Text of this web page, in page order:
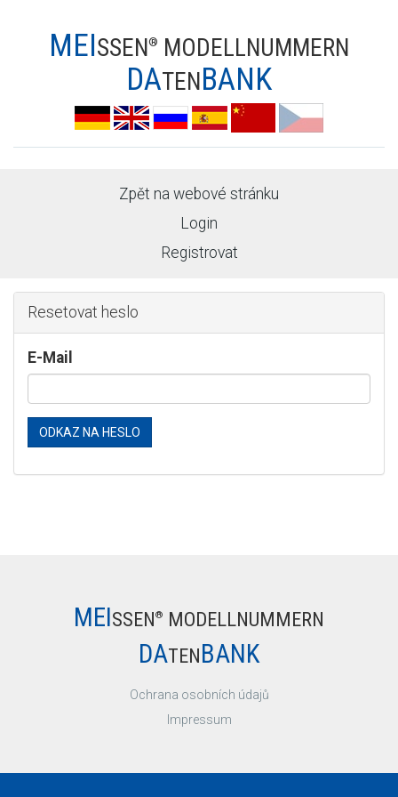
MEISSEN® MODELLNUMMERN
DATENBANK
Zpět na webové stránku
Login
Registrovat
Resetovat heslo
E-Mail
ODKAZ NA HESLO
MEISSEN® MODELLNUMMERN
DATENBANK
Ochrana osobních údajů
Impressum